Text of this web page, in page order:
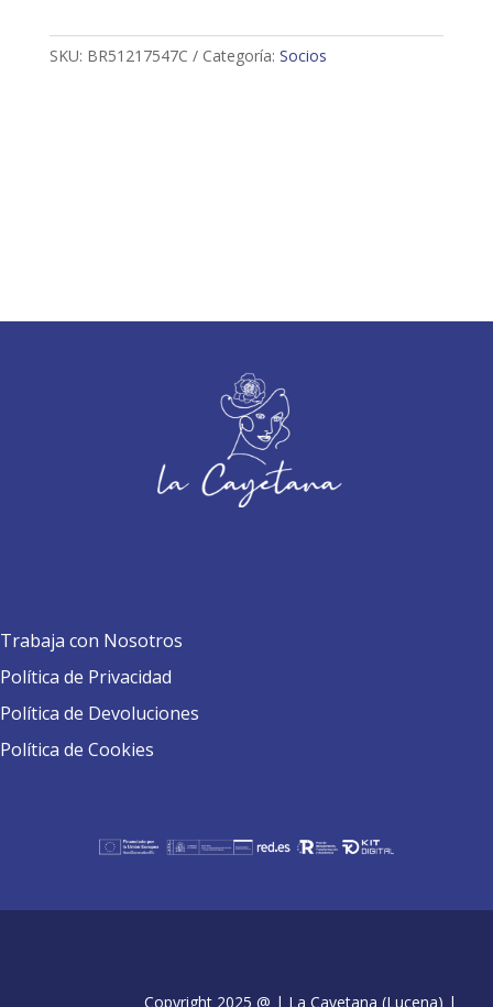
SKU: BR51217547C Categoría: Socios
Trabaja con Nosotros
Política de Privacidad
Política de Devoluciones
Política de Cookies
Copyright 2025 @ | La Cayetana (Lucena) |